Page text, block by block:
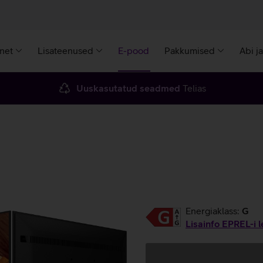
Lisateenused E-pood Pakkumised Abi
Uuskasutatud seadmed Telias
Energiaklass: G
Lisainfo EPREL-i